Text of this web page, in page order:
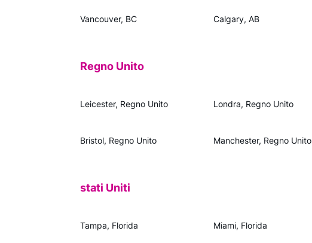
Vancouver, BC Calgary, AB
Regno Unito
Leicester, Regno Unito Londra, Regno Unito
Bristol, Regno Unito Manchester, Regno Unito
stati Uniti
Tampa, Florida Miami, Florida